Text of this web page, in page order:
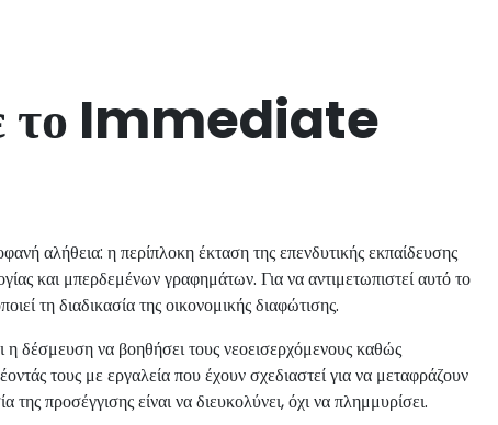
το Immediate
η περίπλοκη έκταση της επενδυτικής εκπαίδευσης
και μπερδεμένων γραφημάτων. Για να αντιμετωπιστεί αυτό το
τη διαδικασία της οικονομικής διαφώτισης.
να βοηθήσει τους νεοεισερχόμενους καθώς
τους με εργαλεία που έχουν σχεδιαστεί για να μεταφράζουν
προσέγγισης είναι να διευκολύνει, όχι να πλημμυρίσει.